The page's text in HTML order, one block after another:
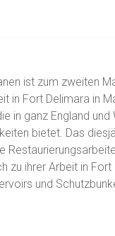
ist zum zweiten
in Fort Delimara in
in ganz England
bietet. Das
zu ihrer Arbeit in
und